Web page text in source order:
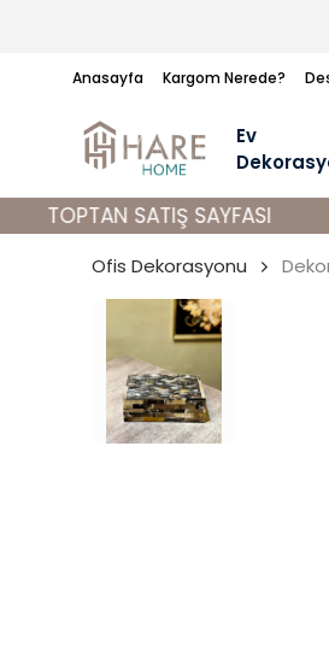
Anasayfa Kargom Nerede?
Ev
TOPTAN SATIŞ SAYFASI
Ofis Dekorasyonu